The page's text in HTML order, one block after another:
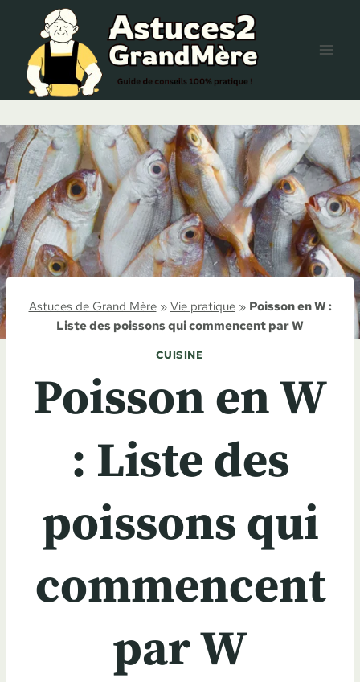
contenu
Astuces de Grand Mère»Vie pratique» Poisson en W :
Liste des poissons qui commencent par W
CUISINE
Poisson en W
: Liste des
poissons qui
commencent
par W